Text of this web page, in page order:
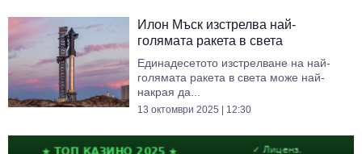
Илон Мъск изстрелва най-
голямата ракета в света
Единадесетото изстрелване на най-
голямата ракета в света може най-
накрая да...
13 октомври 2025 | 12:30